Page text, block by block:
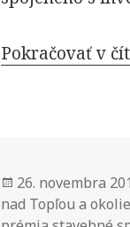
Pokračovať v
Publikované
26. novembra
nad Topľou a okolie